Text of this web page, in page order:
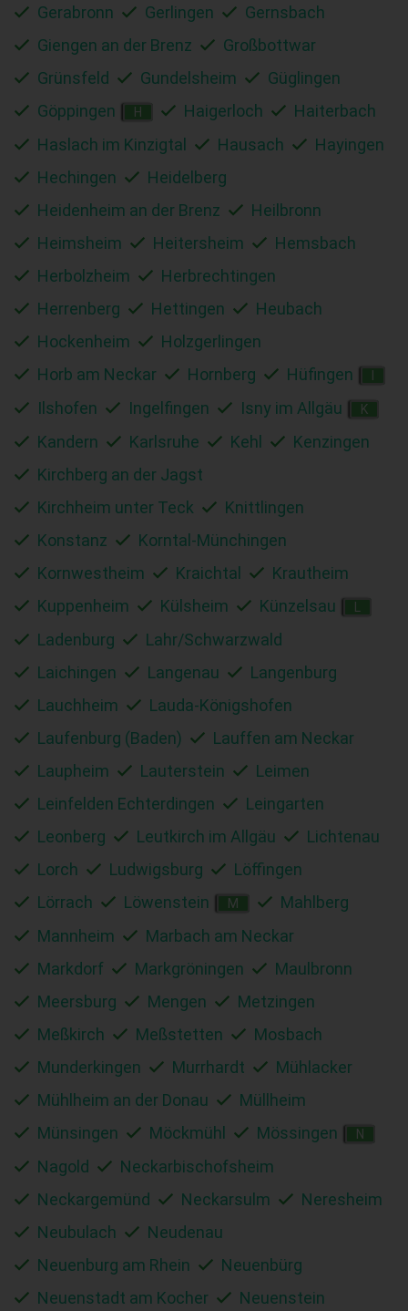
Gerabronn Gerlingen
Gernsbach
Giengen an der Brenz
Großbottwar
Grünsfeld
Gundelsheim
Güglingen
Göppingen
H Haigerloch
Haiterbach
Haslach im Kinzigtal
Hausach
Hayingen
Hechingen
Heidelberg
Heidenheim an der Brenz
Heilbronn
Heimsheim
Heitersheim
Hemsbach
Herbolzheim
Herbrechtingen
Herrenberg
Hettingen
Heubach
Hockenheim
Holzgerlingen
Horb am Neckar
Hornberg Hüfingen
Ilshofen Ingelfingen Isny im Allgäu K
Kandern Karlsruhe Kehl
Kenzingen
Kirchberg an der Jagst
Kirchheim unter Teck
Knittlingen
Konstanz
Korntal-Münchingen
Kornwestheim
Kraichtal
Krautheim
Kuppenheim
Külsheim Künzelsau
Ladenburg
Lahr/Schwarzwald
Laichingen
Langenau
Langenburg
Lauchheim
Lauda-Königshofen
Laufenburg (Baden)
Lauffen am Neckar
Laupheim
Lauterstein
Leimen
Leinfelden Echterdingen
Leingarten
Leonberg
Leutkirch im Allgäu
Lichtenau
Lorch
Ludwigsburg
Löffingen
Lörrach
Löwenstein M
Mahlberg
Mannheim
Marbach am Neckar
Markdorf
Markgröningen
Maulbronn
Meersburg
Mengen
Metzingen
Meßkirch
Meßstetten
Mosbach
Munderkingen
Murrhardt
Mühlacker
Mühlheim an der Donau
Müllheim
Münsingen
Möckmühl Mössingen N
Nagold
Neckarbischofsheim
Neckargemünd
Neckarsulm
Neresheim
Neubulach
Neudenau
Neuenburg am Rhein
Neuenbürg
Neuenstadt am Kocher
Neuenstein